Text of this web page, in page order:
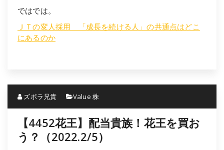
ではでは。
ＪＴの変人採用 「成長を続ける人」の共通点はどこ
にあるのか
ズボラ兄貴 Value 株
【4452花王】配当貴族！花王を買お
う？（2022.2/5）